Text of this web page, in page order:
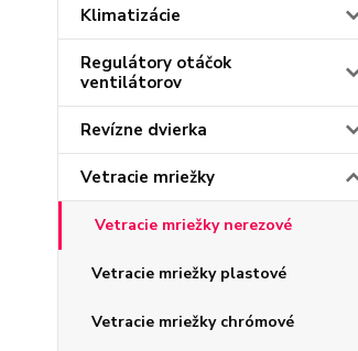
Klimatizácie
Regulátory otáčok
ventilátorov
Revízne dvierka
Vetracie mriežky
Vetracie mriežky nerezové
Vetracie mriežky plastové
Vetracie mriežky chrómové